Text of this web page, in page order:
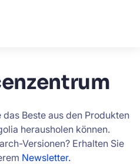
Sucherlebnis und
Beste aus den Produkten
herausholen können.
Versionen? Erhalten Sie
Newsletter.